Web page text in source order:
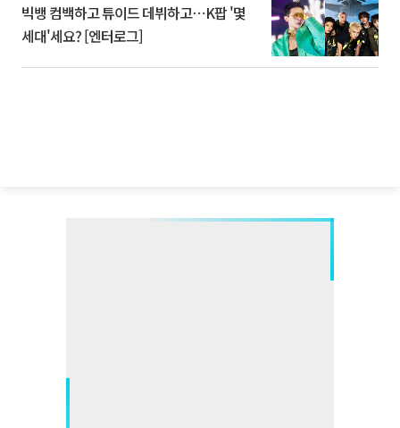
빅뱅 컴백하고 튜이드 데뷔하고⋯K팝 '몇
세대'세요? [엔터로그]